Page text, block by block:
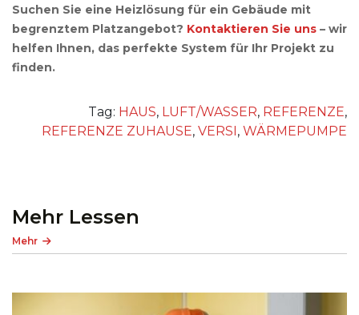
Suchen Sie eine Heizlösung für ein Gebäude mit
begrenztem Platzangebot? Kontaktieren Sie uns – wir
helfen Ihnen, das perfekte System für Ihr Projekt zu
finden.
Tag: HAUS, LUFT/WASSER, REFERENZE,
REFERENZE ZUHAUSE, VERSI , WÄRMEPUMPE
Mehr Lessen
Mehr